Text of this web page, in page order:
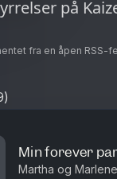
på
fra en åpen RSS-
)
Min forever
Martha og